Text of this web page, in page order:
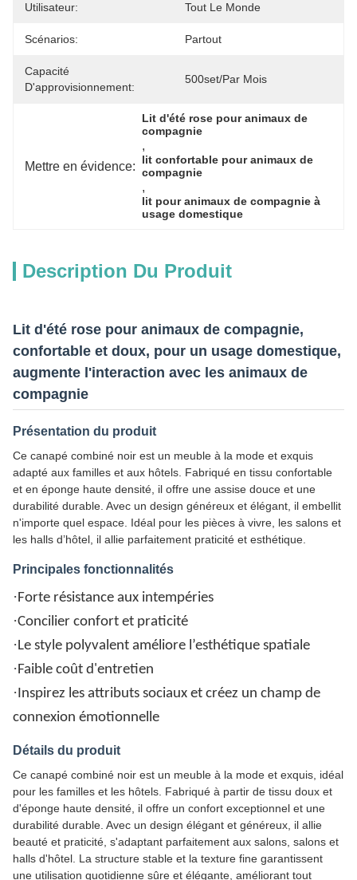
Utilisateur: Tout Le Monde
Scénarios: Partout
Capacité
D'approvisionnement:
500set/par Mois
Mettre en évidence:
Lit d'été rose pour animaux de
compagnie
,
lit confortable pour animaux de
compagnie
,
lit pour animaux de compagnie à
usage domestique
Description Du Produit
Lit d'été rose pour animaux de compagnie,
confortable et doux, pour un usage domestique,
augmente l'interaction avec les animaux de
compagnie
Présentation du produit
Ce canapé combiné noir est un meuble à la mode et exquis
adapté aux familles et aux hôtels. Fabriqué en tissu confortable
et en éponge haute densité, il offre une assise douce et une
durabilité durable. Avec un design généreux et élégant, il embellit
n'importe quel espace. Idéal pour les pièces à vivre, les salons et
les halls d’hôtel, il allie parfaitement praticité et esthétique.
Principales fonctionnalités
·Forte résistance aux intempéries
·Concilier confort et praticité
·Le style polyvalent améliore l’esthétique spatiale
·Faible coût d'entretien
·Inspirez les attributs sociaux et créez un champ de
connexion émotionnelle
Détails du produit
Ce canapé combiné noir est un meuble à la mode et exquis, idéal
pour les familles et les hôtels. Fabriqué à partir de tissu doux et
d'éponge haute densité, il offre un confort exceptionnel et une
durabilité durable. Avec un design élégant et généreux, il allie
beauté et praticité, s'adaptant parfaitement aux salons, salons et
halls d'hôtel. La structure stable et la texture fine garantissent
une utilisation quotidienne sûre et élégante, améliorant tout